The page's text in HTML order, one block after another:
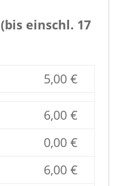
einschl. 17
5,00 €
6,00 €
0,00 €
6,00 €